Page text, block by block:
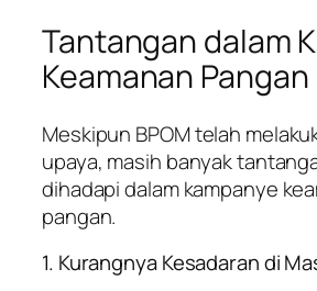
Tantangan dalam
Keamanan Pangan
Meskipun BPOM telah
upaya, masih banyak
dihadapi dalam kampanye
pangan.
1. Kurangnya Kesadaran di